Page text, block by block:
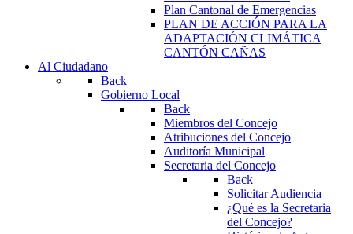
Plan Cantonal de Emergencias
PLAN DE ACCIÓN PARA LA
ADAPTACIÓN CLIMÁTICA
CANTÓN CAÑAS
Al Ciudadano
Back
Gobierno Local
Back
Miembros del Concejo
Atribuciones del Concejo
Auditoría Municipal
Secretaria del Concejo
Back
Solicitar Audiencia
¿Qué es la Secretaria
del Concejo?